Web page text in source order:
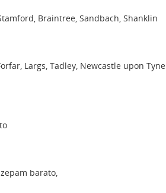
Braintree, Sandbach, Shanklin
Largs, Tadley, Newcastle upon Tyne
barato,